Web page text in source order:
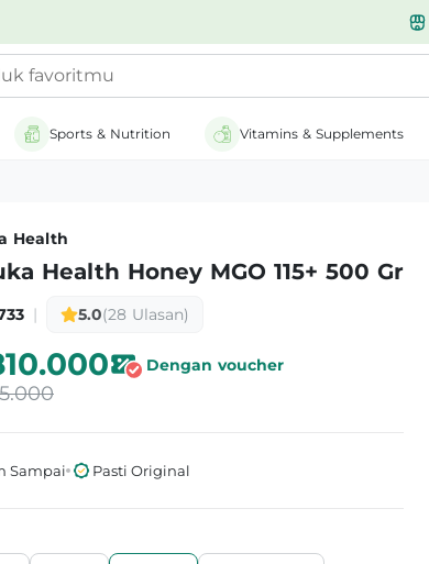
Sports & Nutrition Vitamins & Supplements
Health
Health Honey MGO 115+ 500 Gr
| 5.0(28 Ulasan)
Dengan voucher
Sampai Pasti Original